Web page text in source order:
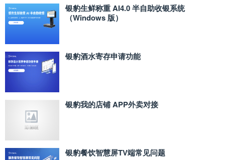
银豹生鲜称重 AI4.0 半自助收银系统
（Windows 版）
银豹酒水寄存申请功能
银豹我的店铺 APP外卖对接
银豹餐饮智慧屏TV端常见问题